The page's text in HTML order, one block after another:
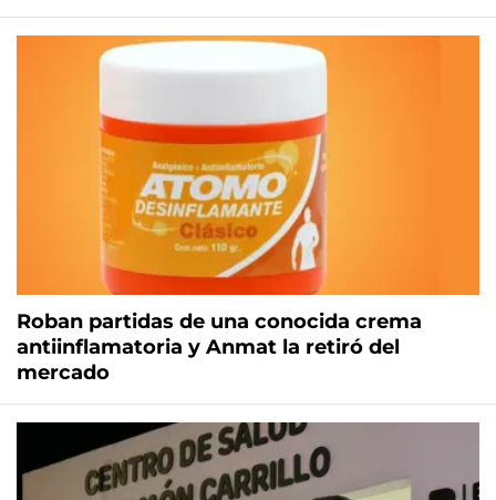
Roban partidas de una conocida crema
antiinflamatoria y Anmat la retiró del
mercado